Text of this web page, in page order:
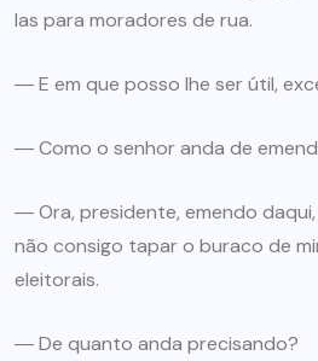
las para moradores de rua.
― E em que posso lhe ser útil,
― Como o senhor anda de
― Ora, presidente, emendo daqui,
não consigo tapar o buraco de
eleitorais.
― De quanto anda precisando?